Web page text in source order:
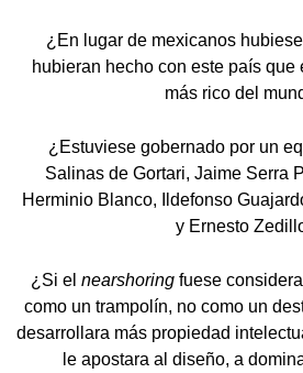
¿En lugar de mexicanos
hubieran hecho con este país que
más rico del
¿Estuviese gobernado por un
Salinas de Gortari, Jaime Serra
Herminio Blanco, Ildefonso
y Ernesto
¿Si el nearshoring fuese
como un trampolín, no como un
desarrollara más propiedad
le apostara al diseño, a